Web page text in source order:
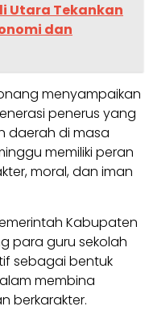
Utara Tekankan
dan
menyampaikan
penerus yang
daerah di masa
memiliki peran
moral, dan iman
Kabupaten
para guru sekolah
sebagai bentuk
membina
berkarakter.